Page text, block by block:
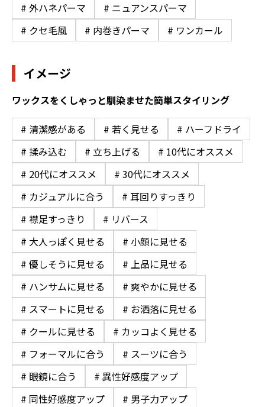
# 外ハネパーマ
# ニュアンスパーマ
# クセ毛風
# 内巻きパーマ # ワンカール
イメージ
ワックスをくしゃっと馴染ませた簡単スタイリング
# 清潔感がある # 若く見せる
# ハーフドライ
# 揉み込む
# 立ち上げる
# 10代にオススメ
# 20代にオススメ
# 30代にオススメ
# カジュアルに合う
# 耳回りすっきり
# 襟足すっきり
# リバース
# 大人っぽく見せる
# 小顔に見せる
# 優しそうに見せる
# 上品に見せる
# ハンサムに見せる
# 爽やかに見せる
# スマートに見せる
# お洒落に見せる
# クールに見せる
# カッコよく見せる
# フォーマルに合う
# スーツに合う
# 眼鏡に合う
# 異性好感度アップ
# 同性好感度アップ
# 男子力アップ